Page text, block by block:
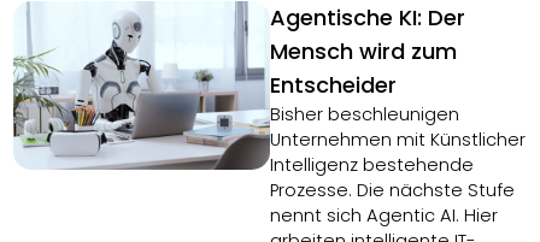
Agentische KI: Der
Mensch wird zum
Entscheider
Bisher beschleunigen
Unternehmen mit Künstlicher
Intelligenz bestehende
Prozesse. Die nächste Stufe
nennt sich Agentic AI. Hier